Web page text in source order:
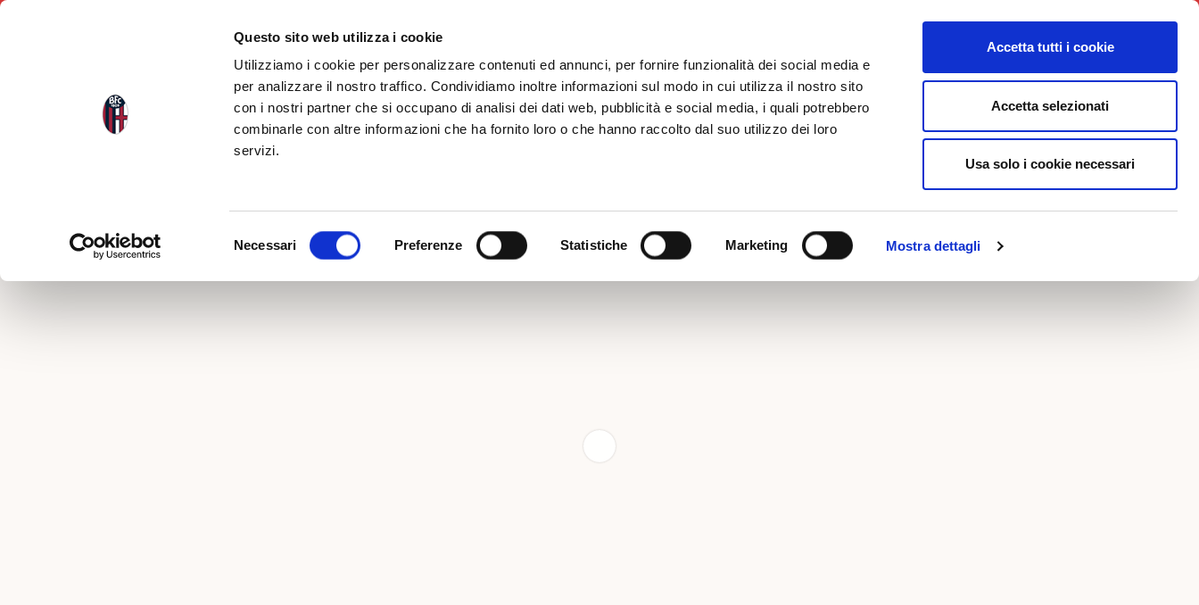
Questo sito web utilizza i cookie
Utilizziamo i cookie per personalizzare contenuti ed annunci, per fornire funzionalità dei social media e
per analizzare il nostro traffico. Condividiamo inoltre informazioni sul modo in cui utilizza il nostro sito
con i nostri partner che si occupano di analisi dei dati web, pubblicità e social media, i quali potrebbero
combinarle con altre informazioni che ha fornito loro o che hanno raccolto dal suo utilizzo dei loro
servizi.
Necessari Preferenze Statistiche Marketing Mostra dettagli
Accetta tutti i cookie
Accetta selezionati
Usa solo i cookie necessari
Indietro